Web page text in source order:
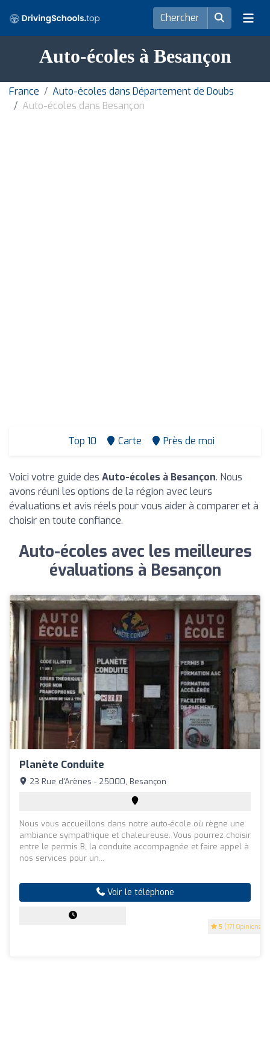
Auto-écoles à Besançon
France
Auto-écoles dans Département de Doubs
Auto-écoles dans Besançon
Top 10 Carte Près de moi
Voici votre guide des Auto-écoles à Besançon. Nous
avons réuni les options de la région avec leurs
évaluations et avis réels pour vous aider à comparer et à
choisir en toute confiance.
Auto-écoles avec les meilleures
évaluations à Besançon
Planète Conduite
5 (171 Opinions)
23 Rue d'Arènes - 25000, Besançon
Nous vous accueillons dans notre auto-école où règne une
ambiance sympathique et chaleureuse. Vous pourrez choisir
entre le permis B, la conduite accompagnée et faire appel à
nos services pour un...
Voir le téléphone